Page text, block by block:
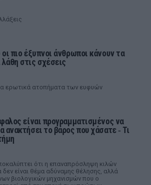
πιο έξυπνοι άνθρωποι κάνουν τα
στις σχέσεις
ερωτικά ατοπήματα των ευφυών
είναι προγραμματισμένος να
ανακτήσει το βάρος που χάσατε ‑ Τι
ότι η επαναπρόσληψη κιλών
δεν είναι θέμα αδύναμης θέλησης, αλλά
βιολογικών μηχανισμών που ο